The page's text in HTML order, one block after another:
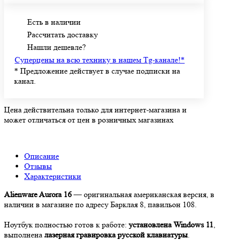
Есть в наличии
Рассчитать доставку
Нашли дешевле?
Суперцены на всю технику в нашем Tg-канале!*
* Предложение действует в случае подписки на
канал.
Цена действительна только для интернет-магазина и
может отличаться от цен в розничных магазинах
Описание
Отзывы
Характеристики
Alienware Aurora 16— оригинальная американская версия, в
наличии в магазине по адресу Барклая 8, павильон 108.
Ноутбук полностью готов к работе: установлена Windows 11,
выполнена лазерная гравировка русской клавиатуры.